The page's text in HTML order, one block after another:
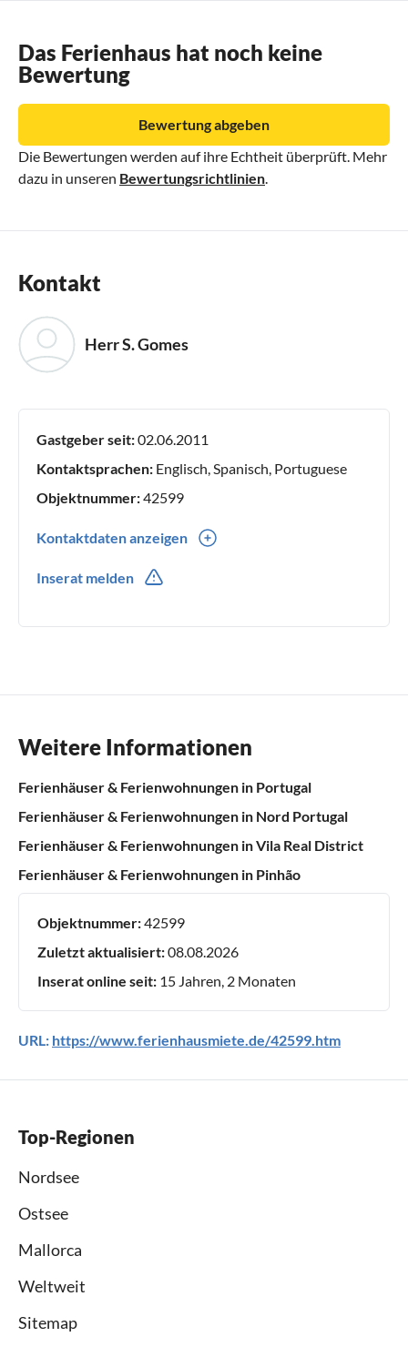
Das Ferienhaus hat noch keine
Bewertung
Die Bewertungen werden auf ihre Echtheit überprüft. Mehr
dazu in unseren Bewertungsrichtlinien
Bewertung abgeben
Kontakt
Herr S. Gomes
Gastgeber seit:02.06.2011
Kontaktsprachen: Englisch, Spanisch, Portuguese
Objektnummer:42599
Kontaktdaten anzeigen
Inserat melden
Weitere Informationen
Ferienhäuser & Ferienwohnungen in Portugal
Ferienhäuser & Ferienwohnungen in Nord Portugal
Ferienhäuser & Ferienwohnungen in Vila Real District
Ferienhäuser & Ferienwohnungen in Pinhão
Objektnummer:42599
Zuletzt aktualisiert:08.08.2026
Inserat online seit: 15 Jahren, 2 Monaten
URL: https://www.ferienhausmiete.de/42599.htm
Top-Regionen
Nordsee
Ostsee
Mallorca
Weltweit
Sitemap